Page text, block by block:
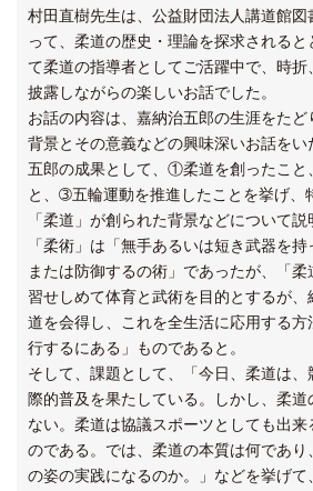
村田直樹先生は、公益財団法人講道館
って、柔道の歴史・理論を探求される
て柔道の指導者としてご活躍中で、時
披露しながらの楽しいお話でした。
お話の内容は、嘉納治五郎の生涯をた
背景とその意義などの興味深いお話を
五郎の成果として、①柔道を創ったこと
と、➂五輪運動を推進したことを挙げ、
「柔道」が創られた背景などについて説
「柔術」は「無手あるいは短き武器を持
または防御するの術」であったが、「
習せしめて体育と武術を目的とするが
道を会得し、これを全生活に応用する
行するにある」ものであると。
そして、課題として、「今日、柔道は、
際的普及を果たしている。しかし、柔
ない。柔道は協議スポーツとしても出来
のである。では、柔道の本質は何であ
の姿の実践になるのか。」などを挙げ